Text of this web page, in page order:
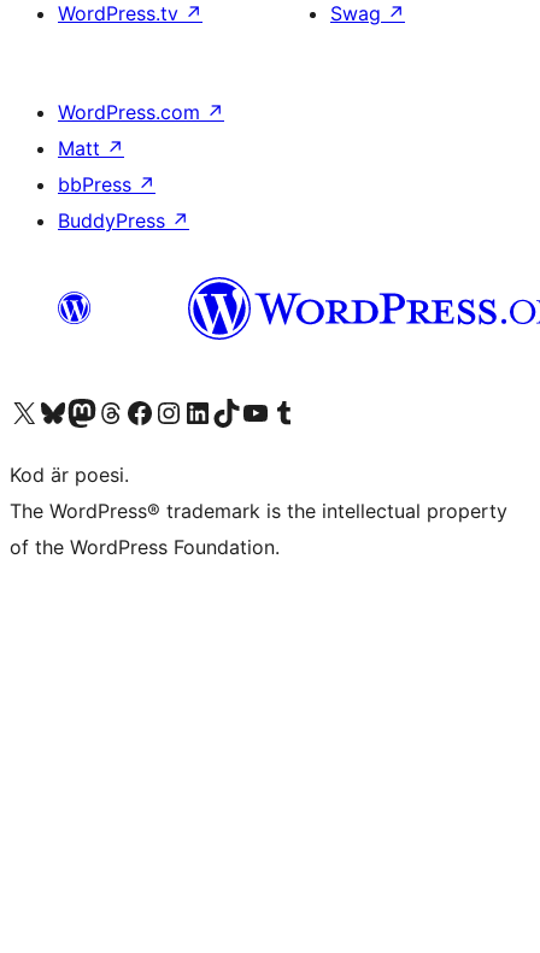
WordPress.tv ↗
Swag ↗
WordPress.com ↗
Matt ↗
bbPress ↗
BuddyPress ↗
Besök vår X-konto (f.d. Twitter)
Besök vårt Bluesky-konto
Besök vårt Mastodon-konto
Besök vårt Thread-konto
Besök vår Facebook-sidaBesök vårt Instagram-konto
Besök vårt LinkedIn-konto
Besök vårt TikTok-konto
Besök vår YouTube-kanalBesök vårt Tumblr-konto
Kod är poesi.
The WordPress® trademark is the intellectual property
of the WordPress Foundation.